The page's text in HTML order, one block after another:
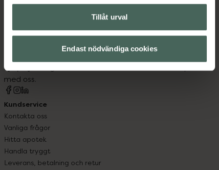
Tillåt urval
Endast nödvändiga cookies
Kronans Apotek finns här för dig. Du hittar oss från Skåne i
datorn. Oavsett vem du är så är det vårt uppdrag att
hjälpa just dig att må lite bättre. Välkommen att prata
med oss.
Kundservice
Kontakta oss
Vanliga frågor
Hitta apotek
Handla tryggt
Leverans, betalning och retur